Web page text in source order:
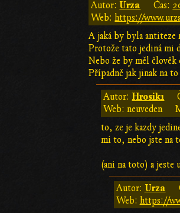
Autor: Urza Čas:
Web:https://
A jaká by byla antiteze
Protože tato jediná mi
Nebo že by měl člověk
Případně jak jinak na
Autor:Hrosik1
Web: neuveden
to, ze je kazdy
mi to, nebo jste na
(ani na toto) a jeste
Autor: Urza
Web: https://